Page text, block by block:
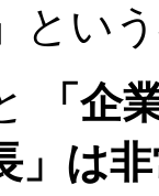
とい
「企
」は